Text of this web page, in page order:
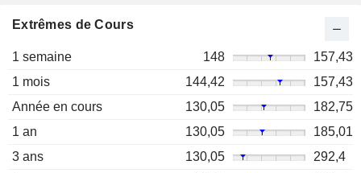
Extrêmes de Cours
1 semaine 148
157,43
1 mois
144,42
157,43
Année en cours
130,05
182,75
1 an
130,05
185,01
3 ans
130,05
292,4